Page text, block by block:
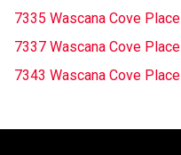
7335 Wascana Cove Place
7337 Wascana Cove Place
7343 Wascana Cove Place